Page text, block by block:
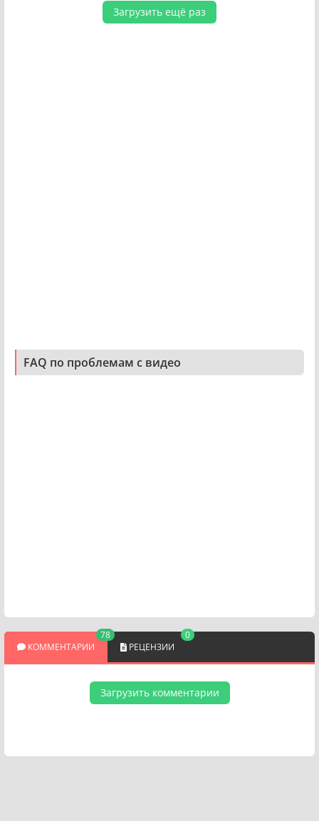
Загрузить ещё раз
FAQ по проблемам с видео
КОММЕНТАРИИ
78
РЕЦЕНЗИИ
0
Загрузить комментарии